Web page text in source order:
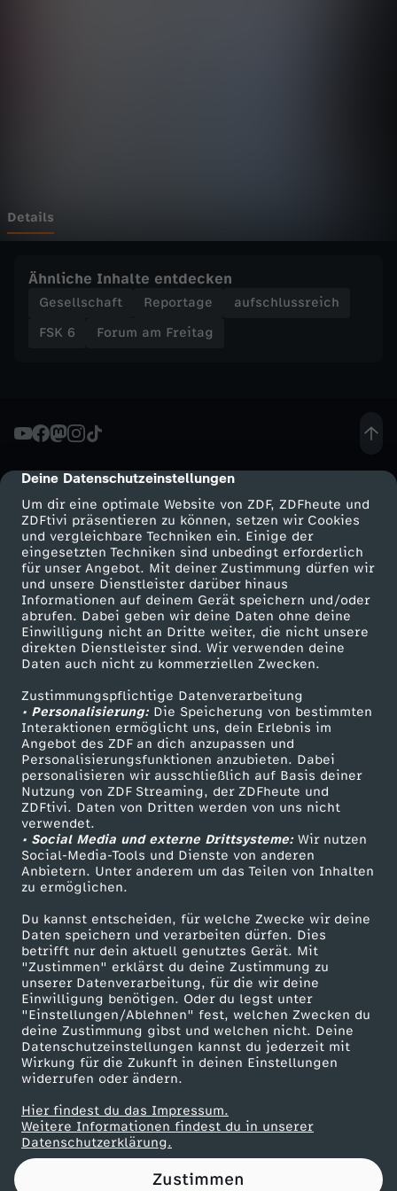
cmp-dialog-description
Deine Datenschutzeinstellungen
Um dir eine optimale Website von ZDF, ZDFheute und
ZDFtivi präsentieren zu können, setzen wir Cookies
und vergleichbare Techniken ein. Einige der
eingesetzten Techniken sind unbedingt erforderlich
für unser Angebot. Mit deiner Zustimmung dürfen wir
und unsere Dienstleister darüber hinaus
Informationen auf deinem Gerät speichern und/oder
abrufen. Dabei geben wir deine Daten ohne deine
Einwilligung nicht an Dritte weiter, die nicht unsere
direkten Dienstleister sind. Wir verwenden deine
Daten auch nicht zu kommerziellen Zwecken.
Zustimmungspflichtige Datenverarbeitung
• Personalisierung:Die Speicherung von bestimmten
Interaktionen ermöglicht uns, dein Erlebnis im
Angebot des ZDF an dich anzupassen und
Personalisierungsfunktionen anzubieten. Dabei
personalisieren wir ausschließlich auf Basis deiner
Nutzung von ZDF Streaming, der ZDFheute und
ZDFtivi. Daten von Dritten werden von uns nicht
verwendet.
• Social Media und externe Drittsysteme:Wir nutzen
Social-Media-Tools und Dienste von anderen
Anbietern. Unter anderem um das Teilen von Inhalten
zu ermöglichen.
Du kannst entscheiden, für welche Zwecke wir deine
Daten speichern und verarbeiten dürfen. Dies
betrifft nur dein aktuell genutztes Gerät. Mit
"Zustimmen" erklärst du deine Zustimmung zu
unserer Datenverarbeitung, für die wir deine
Einwilligung benötigen. Oder du legst unter
"Einstellungen/Ablehnen" fest, welchen Zwecken du
deine Zustimmung gibst und welchen nicht. Deine
Datenschutzeinstellungen kannst du jederzeit mit
Wirkung für die Zukunft in deinen Einstellungen
widerrufen oder ändern.
Hier findest du das Impressum.
Weitere Informationen findest du in unserer
Datenschutzerklärung.
Zustimmen
a
g
-
r
g
e
s
s
e
n
e
O
p
f
e
r
u
n
d
i
h
Details
Ähnliche Inhalte entdecken
Gesellschaft Reportage
aufschlussreich
FSK 6
Forum am Freitag
Mehr ZDF
ZDF-Apps
Smart TV
ZDFtext
Livestreams
Sendungen A-Z
TV-Programm
Service
ZDFmitreden
Kontakt zum ZDF
Tickets
Zuschauerservice
Hilfe
ZDF Unternehmen
Karriere
ZDF goes Schule
Werbefernsehen
Mainzelmännchen
Partner